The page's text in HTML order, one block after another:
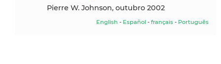
Pierre W. Johnson, outubro 2002
English - Español - français - Português